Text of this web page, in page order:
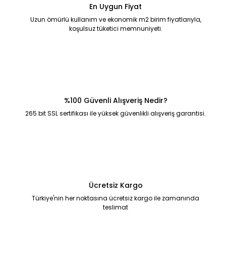
En Uygun Fiyat
Uzun ömürlü kullanım ve ekonomik m2 birim fiyatlarıyla,
koşulsuz tüketici memnuniyeti.
%100 Güvenli Alışveriş Nedir?
265 bit SSL sertifikası ile yüksek güvenlikli alışveriş garantisi.
Ücretsiz Kargo
Türkiye'nin her noktasına ücretsiz kargo ile zamanında
teslimat